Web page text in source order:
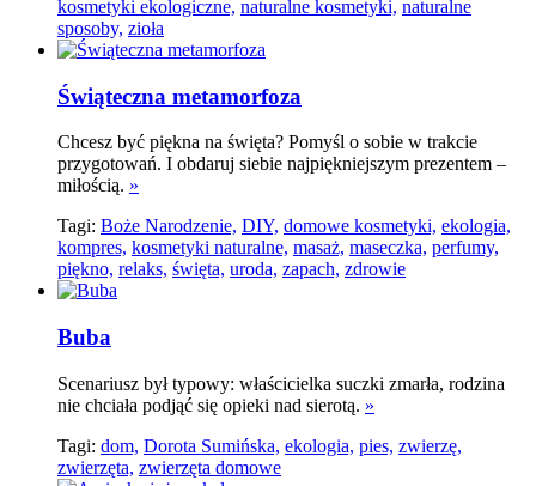
kosmetyki ekologiczne, naturalne kosmetyki, naturalne
sposoby, zioła
Świąteczna metamorfoza
Chcesz być piękna na święta? Pomyśl o sobie w trakcie
przygotowań. I obdaruj siebie najpiękniejszym prezentem –
miłością. »
Tagi: Boże Narodzenie, DIY, domowe kosmetyki, ekologia,
kompres, kosmetyki naturalne, masaż, maseczka, perfumy,
piękno, relaks, święta, uroda, zapach, zdrowie
Buba
Scenariusz był typowy: właścicielka suczki zmarła, rodzina
nie chciała podjąć się opieki nad sierotą. »
Tagi: dom, Dorota Sumińska, ekologia, pies, zwierzę,
zwierzęta, zwierzęta domowe